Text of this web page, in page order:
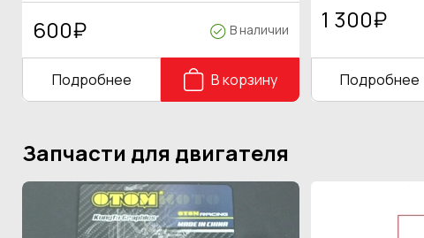
600₽ В наличии
Подробнее В корзину
1 300₽
Подробнее
Запчасти для двигателя